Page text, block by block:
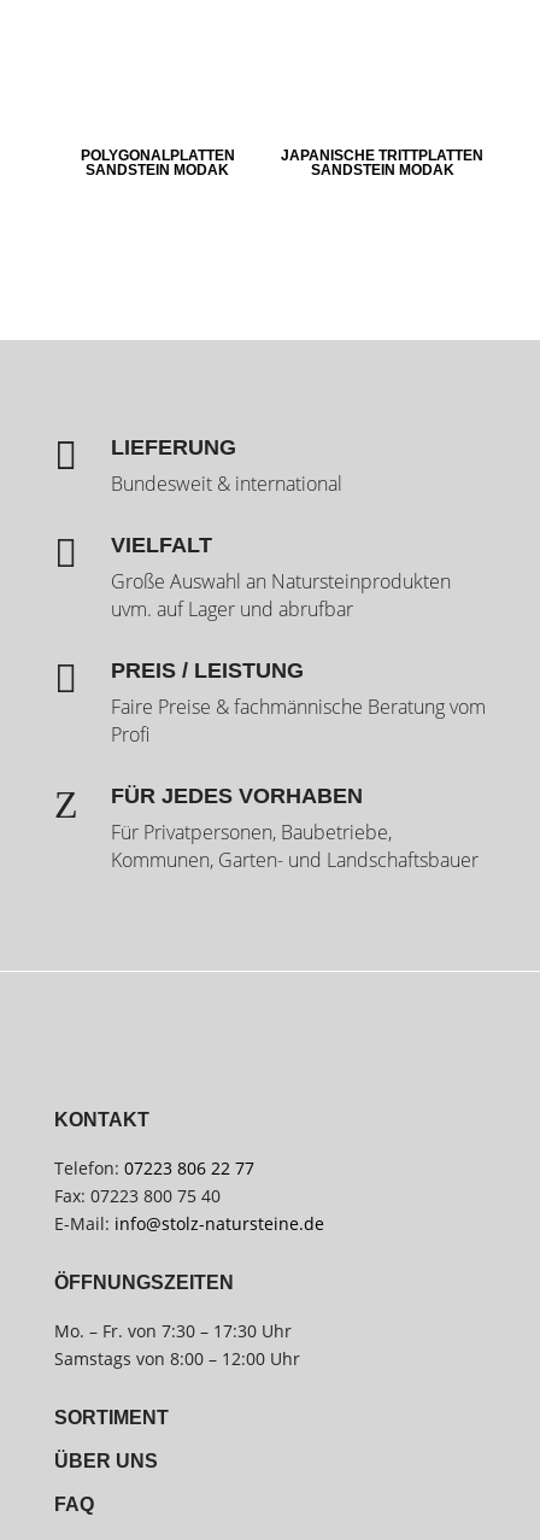
POLYGONALPLATTEN
SANDSTEIN MODAK
JAPANISCHE TRITTPLATTEN
SANDSTEIN MODAK
 LIEFERUNG
Bundesweit & international
 VIELFALT
Große Auswahl an Natursteinprodukten
uvm. auf Lager und abrufbar
 PREIS / LEISTUNG
Faire Preise & fachmännische Beratung vom
Profi
Z FÜR JEDES VORHABEN
Für Privatpersonen, Baubetriebe,
Kommunen, Garten- und Landschaftsbauer
KONTAKT
Telefon: 07223 806 22 77
Fax: 07223 800 75 40
E-Mail: info@stolz-natursteine.de
ÖFFNUNGSZEITEN
Mo. – Fr. von 7:30 – 17:30 Uhr
Samstags von 8:00 – 12:00 Uhr
SORTIMENT
ÜBER UNS
FAQ